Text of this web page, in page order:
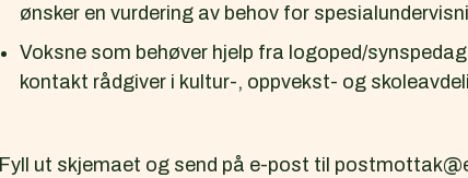
ønsker en vurdering av behov for
Voksne som behøver hjelp fra logoped/
kontakt rådgiver i kultur-, oppvekst- og
Fyll ut skjemaet og send på e-post til